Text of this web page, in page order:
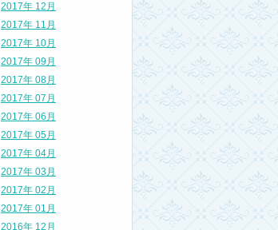
2017年 12月
2017年 11月
2017年 10月
2017年 09月
2017年 08月
2017年 07月
2017年 06月
2017年 05月
2017年 04月
2017年 03月
2017年 02月
2017年 01月
2016年 12月